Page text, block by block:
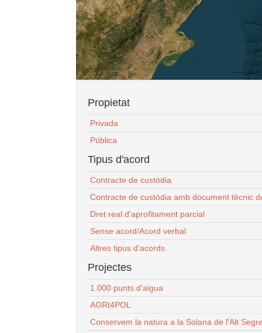
Propietat
Privada
Pública
Tipus d'acord
Contracte de custòdia
Contracte de custòdia amb document tècnic
Dret real d'aprofitament parcial
Sense acord/Acord verbal
Altres tipus d'acords
Projectes
1.000 punts d'aigua
AGRI4POL
Conservem la natura a la Solana de l'Alt